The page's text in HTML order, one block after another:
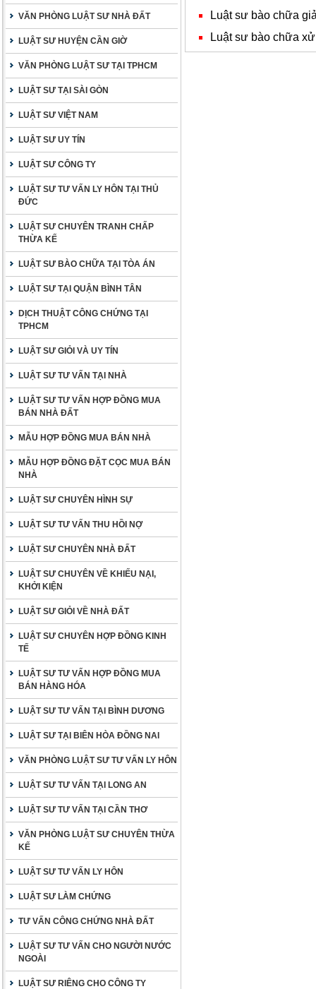
VĂN PHÒNG LUẬT SƯ NHÀ ĐẤT
LUẬT SƯ HUYỆN CẦN GIỜ
VĂN PHÒNG LUẬT SƯ TẠI TPHCM
LUẬT SƯ TẠI SÀI GÒN
LUẬT SƯ VIỆT NAM
LUẬT SƯ UY TÍN
LUẬT SƯ CÔNG TY
LUẬT SƯ TƯ VẤN LY HÔN TẠI THỦ
ĐỨC
LUẬT SƯ CHUYÊN TRANH CHẤP
THỪA KẾ
LUẬT SƯ BÀO CHỮA TẠI TÒA ÁN
LUẬT SƯ TẠI QUẬN BÌNH TÂN
DỊCH THUẬT CÔNG CHỨNG TẠI
TPHCM
LUẬT SƯ GIỎI VÀ UY TÍN
LUẬT SƯ TƯ VẤN TẠI NHÀ
LUẬT SƯ TƯ VẤN HỢP ĐỒNG MUA
BÁN NHÀ ĐẤT
MẪU HỢP ĐỒNG MUA BÁN NHÀ
MẪU HỢP ĐỒNG ĐẶT CỌC MUA BÁN
NHÀ
LUẬT SƯ CHUYÊN HÌNH SỰ
LUẬT SƯ TƯ VẤN THU HỒI NỢ
LUẬT SƯ CHUYÊN NHÀ ĐẤT
LUẬT SƯ CHUYÊN VỀ KHIẾU NẠI,
KHỞI KIỆN
LUẬT SƯ GIỎI VỀ NHÀ ĐẤT
LUẬT SƯ CHUYÊN HỢP ĐỒNG KINH
TẾ
LUẬT SƯ TƯ VẤN HỢP ĐỒNG MUA
BÁN HÀNG HÓA
LUẬT SƯ TƯ VẤN TẠI BÌNH DƯƠNG
LUẬT SƯ TẠI BIÊN HÒA ĐỒNG NAI
VĂN PHÒNG LUẬT SƯ TƯ VẤN LY HÔN
LUẬT SƯ TƯ VẤN TẠI LONG AN
LUẬT SƯ TƯ VẤN TẠI CẦN THƠ
VĂN PHÒNG LUẬT SƯ CHUYÊN THỪA
KẾ
LUẬT SƯ TƯ VẤN LY HÔN
LUẬT SƯ LÀM CHỨNG
TƯ VẤN CÔNG CHỨNG NHÀ ĐẤT
LUẬT SƯ TƯ VẤN CHO NGƯỜI NƯỚC
NGOÀI
LUẬT SƯ RIÊNG CHO CÔNG TY
Luật sư bào chữa
Luật sư bào chữa